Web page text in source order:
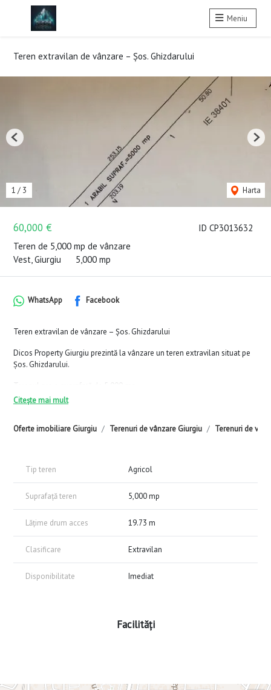
Meniu
Teren extravilan de vânzare – Șos. Ghizdarului
ID CP3013632
60,000 €
Teren de 5,000 mp de vânzare
Vest, Giurgiu
5,000 mp
1 / 3 Harta
Previous Next
Oferte imobiliare Giurgiu Terenuri de vânzare Giurgiu Terenuri de
WhatsApp Facebook
Teren extravilan de vânzare – Șos. Ghizdarului
Dicos Property Giurgiu prezintă la vânzare un teren extravilan situat pe
Șos. Ghizdarului.
Se vinde conform prezentării.
Citește mai mult
Tip teren Agricol
Suprafață teren 5,000 mp
Lățime drum acces 19.73 m
Clasificare Extravilan
Disponibilitate Imediat
Facilități